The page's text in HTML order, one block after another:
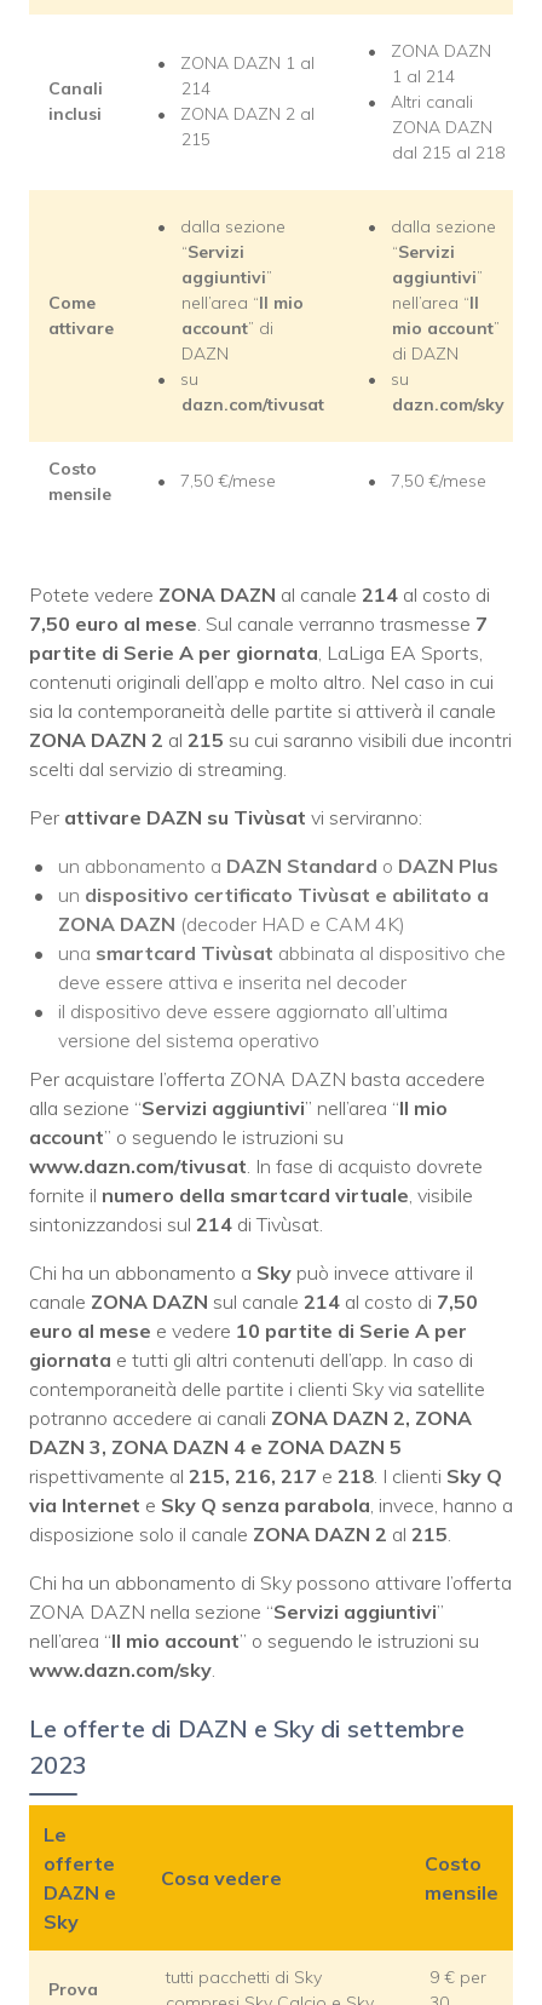
Canali
inclusi
ZONA DAZN 1 al
214
ZONA DAZN 2 al
215
ZONA DAZN
1 al 214
Altri canali
ZONA DAZN
dal 215 al 218
Come
attivare
dalla sezione
“Servizi
aggiuntivi”
nell’area “Il mio
account” di
DAZN
su
dazn.com/tivusat
dalla sezione
“Servizi
aggiuntivi”
nell’area “Il
mio account”
di DAZN
su
dazn.com/sky
Costo
mensile
7,50 €/mese 7,50 €/mese
Potete vedere ZONA DAZN al canale 214 al costo di
7,50 euro al mese. Sul canale verranno trasmesse 7
partite di Serie A per giornata, LaLiga EA Sports,
contenuti originali dell’app e molto altro. Nel caso in cui
sia la contemporaneità delle partite si attiverà il canale
ZONA DAZN 2 al 215 su cui saranno visibili due incontri
scelti dal servizio di streaming.
Per attivare DAZN su Tivùsat vi serviranno:
un abbonamento a DAZN Standard o DAZN Plus
un dispositivo certificato Tivùsat e abilitato a
ZONA DAZN (decoder HAD e CAM 4K)
una smartcard Tivùsat abbinata al dispositivo che
deve essere attiva e inserita nel decoder
il dispositivo deve essere aggiornato all’ultima
versione del sistema operativo
Per acquistare l’offerta ZONA DAZN basta accedere
alla sezione “Servizi aggiuntivi” nell’area “Il mio
account” o seguendo le istruzioni su
www.dazn.com/tivusat. In fase di acquisto dovrete
fornite il numero della smartcard virtuale, visibile
sintonizzandosi sul 214 di Tivùsat.
Chi ha un abbonamento a Sky può invece attivare il
canale ZONA DAZN sul canale 214 al costo di 7,50
euro al mese e vedere 10 partite di Serie A per
giornata e tutti gli altri contenuti dell’app. In caso di
contemporaneità delle partite i clienti Sky via satellite
potranno accedere ai canali ZONA DAZN 2, ZONA
DAZN 3, ZONA DAZN 4 e ZONA DAZN 5
rispettivamente al 215, 216, 217 e 218. I clienti Sky Q
via Internet e Sky Q senza parabola, invece, hanno a
disposizione solo il canale ZONA DAZN 2 al 215.
Chi ha un abbonamento di Sky possono attivare l’offerta
ZONA DAZN nella sezione “Servizi aggiuntivi”
nell’area “Il mio account” o seguendo le istruzioni su
www.dazn.com/sky.
Le offerte di DAZN e Sky di settembre
2023
Le
offerte
DAZN e
Sky
Cosa vedere
Costo
mensile
Prova
tutti pacchetti di Sky
9 € per